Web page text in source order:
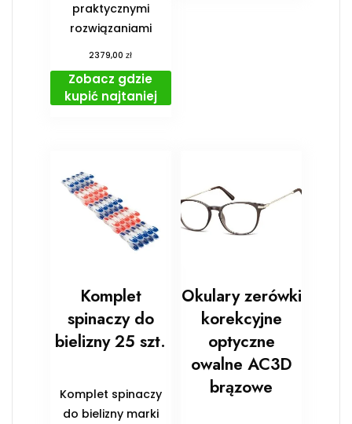
praktycznymi
rozwiązaniami
2379,00zł
Zobacz gdzie
kupić najtaniej
Komplet
spinaczy do
bielizny 25 szt.
Komplet spinaczy
do bielizny marki
Okulary zerówki
korekcyjne
optyczne
owalne AC3D
brązowe